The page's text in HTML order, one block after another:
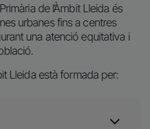
de l’Àmbit Lleida és
urbanes fins a centres
una atenció equitativa i
Lleida està formada per: